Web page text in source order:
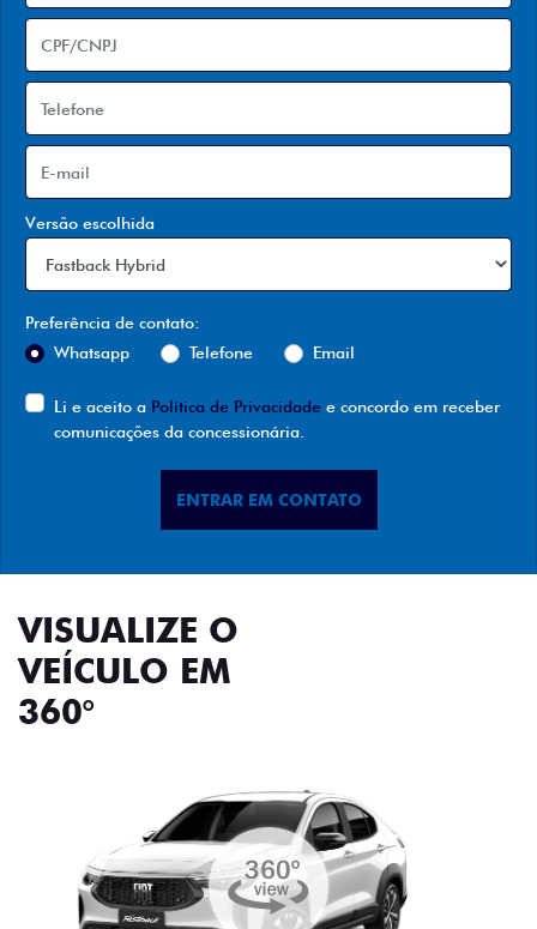
Versão escolhida
Preferência de contato:
Whatsapp
Telefone Email
Li e aceito a Política de Privacidade e concordo em receber
comunicações da concessionária.
ENTRAR EM CONTATO
VISUALIZE O
VEÍCULO EM
360°